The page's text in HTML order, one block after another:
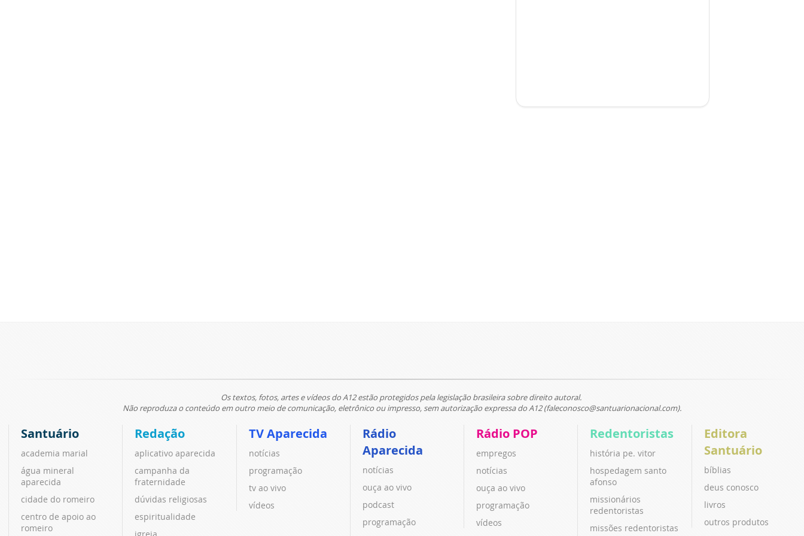
Os textos, fotos, artes e vídeos do A12 estão protegidos pela legislação brasileira sobre direito autoral.
Não reproduza o conteúdo em outro meio de comunicação, eletrônico ou impresso, sem autorização expressa do A12 (faleconosco@santuarionacional.com).
Santuário
academia marial
água mineral
aparecida
cidade do romeiro
centro de apoio ao
romeiro
Redação
aplicativo aparecida
campanha da
fraternidade
dúvidas religiosas
espiritualidade
igreja
TV Aparecida
notícias
programação
tv ao vivo
vídeos
Rádio
Aparecida
notícias
ouça ao vivo
podcast
programação
Rádio POP
empregos
notícias
ouça ao vivo
programação
vídeos
Redentoristas
história pe. vitor
hospedagem santo
afonso
missionários
redentoristas
missões redentoristas
Editora
Santuário
bíblias
deus conosco
livros
outros produtos